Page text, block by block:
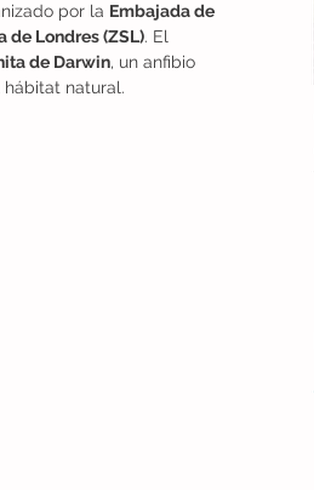
por la Embajada de
de Londres (ZSL). El
de Darwin, un anfibio
natural.